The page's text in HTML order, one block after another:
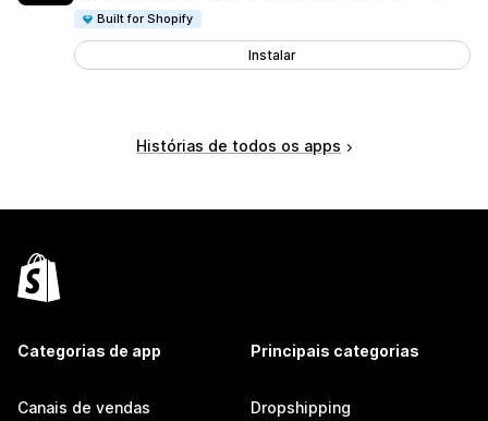
Built for Shopify
Instalar
Histórias de todos os apps
Categorias de app
Canais de vendas
Principais categorias
Dropshipping